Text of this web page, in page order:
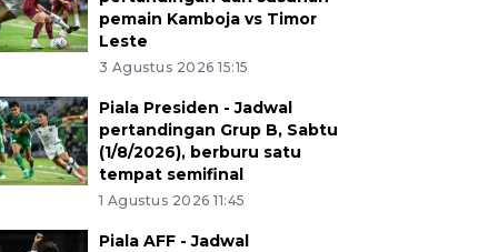
pemain Kamboja vs Timor
Leste
3 Agustus 2026 15:15
Piala Presiden - Jadwal
pertandingan Grup B, Sabtu
(1/8/2026), berburu satu
tempat semifinal
1 Agustus 2026 11:45
Piala AFF - Jadwal